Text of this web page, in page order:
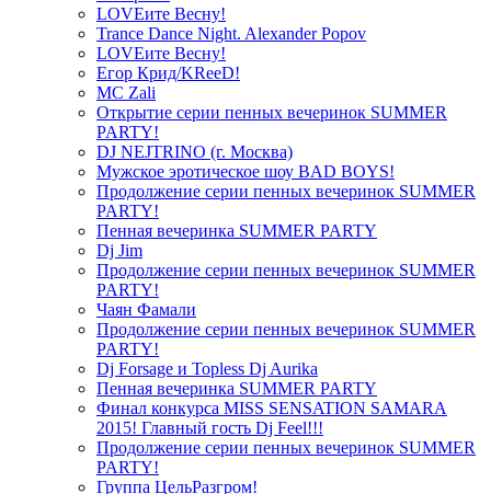
LOVEите Весну!
Trance Dance Night. Alexander Popov
LOVEите Весну!
Егор Крид/KReeD!
MC Zali
Открытие серии пенных вечеринок SUMMER
PARTY!
DJ NEJTRINO (г. Москва)
Мужское эротическое шоу BAD BOYS!
Продолжение серии пенных вечеринок SUMMER
PARTY!
Пенная вечеринка SUMMER PARTY
Dj Jim
Продолжение серии пенных вечеринок SUMMER
PARTY!
Чаян Фамали
Продолжение серии пенных вечеринок SUMMER
PARTY!
Dj Forsage и Topless Dj Aurika
Пенная вечеринка SUMMER PARTY
Финал конкурса MISS SENSATION SAMARA
2015! Главный гость Dj Feel!!!
Продолжение серии пенных вечеринок SUMMER
PARTY!
Группа ЦельРазгром!